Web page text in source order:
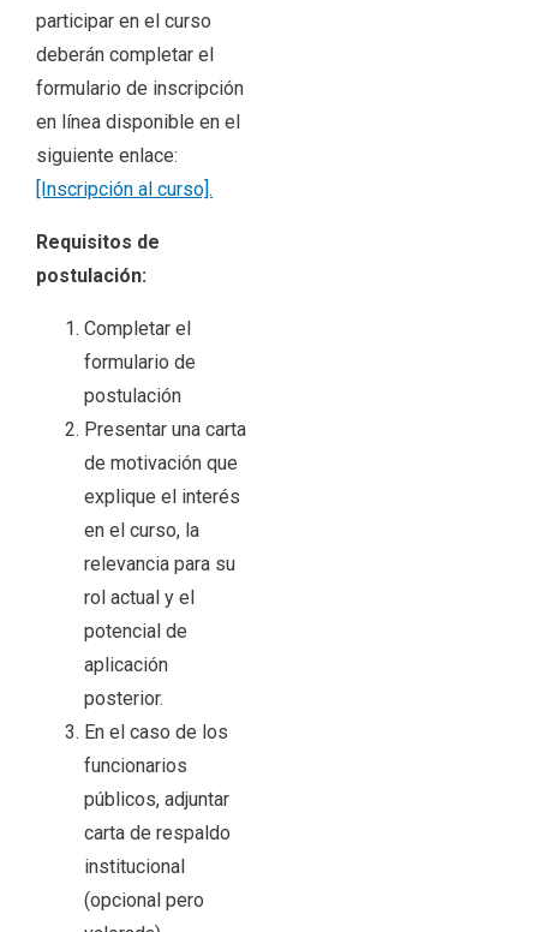
participar en el curso
deberán completar el
formulario de inscripción
en línea disponible en el
siguiente enlace:
[Inscripción al curso].
Requisitos de
postulación:
Completar el
formulario de
postulación
Presentar una carta
de motivación que
explique el interés
en el curso, la
relevancia para su
rol actual y el
potencial de
aplicación
posterior.
En el caso de los
funcionarios
públicos, adjuntar
carta de respaldo
institucional
(opcional pero